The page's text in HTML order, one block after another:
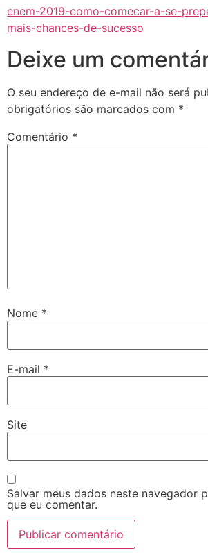
enem-2019-como-comecar-a-se-
mais-chances-de-sucesso
Deixe um
O seu endereço de e-mail não será
obrigatórios são marcados com *
Comentário *
Nome *
E-mail *
Site
Salvar meus dados neste navegador
que eu comentar.